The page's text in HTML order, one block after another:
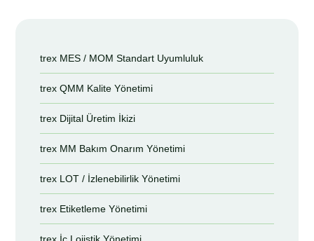
trex MES / MOM Standart Uyumluluk
trex QMM Kalite Yönetimi
trex Dijital Üretim İkizi
trex MM Bakım Onarım Yönetimi
trex LOT / İzlenebilirlik Yönetimi
trex Etiketleme Yönetimi